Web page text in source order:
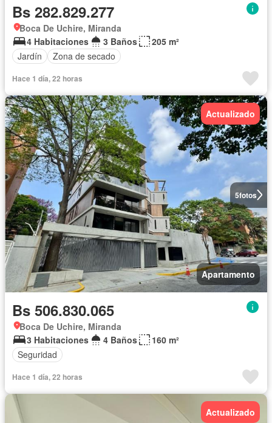
Bs 282.829.277
Boca De Uchire, Miranda
4 Habitaciones
3 Baños
205 m²
Jardín
Zona de secado
Hace 1 día, 22 horas
5fotos
Actualizado
Apartamento
Bs 506.830.065
Boca De Uchire, Miranda
3 Habitaciones
4 Baños
160 m²
Seguridad
Hace 1 día, 22 horas
Actualizado